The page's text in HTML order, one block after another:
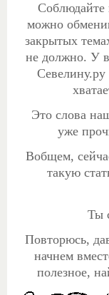
Соблюдайте
можно
закрытых
не должно. У
Это слова
уже
Вобщем,
такую
Ты
Повторюсь,
начнем
полезное,